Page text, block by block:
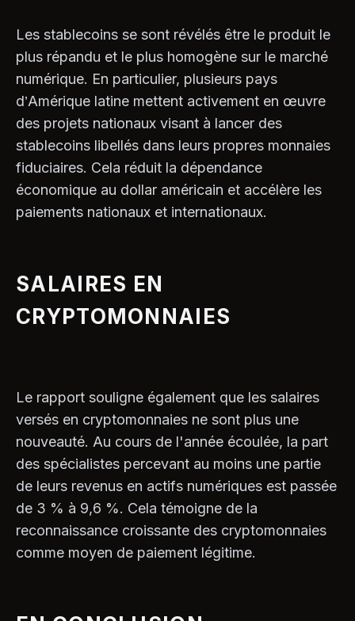
Les stablecoins se sont révélés être le produit le
plus répandu et le plus homogène sur le marché
numérique. En particulier, plusieurs pays
d’Amérique latine mettent activement en œuvre
des projets nationaux visant à lancer des
stablecoins libellés dans leurs propres monnaies
fiduciaires. Cela réduit la dépendance
économique au dollar américain et accélère les
paiements nationaux et internationaux.
SALAIRES EN
CRYPTOMONNAIES
Le rapport souligne également que les salaires
versés en cryptomonnaies ne sont plus une
nouveauté. Au cours de l'année écoulée, la part
des spécialistes percevant au moins une partie
de leurs revenus en actifs numériques est passée
de 3 % à 9,6 %. Cela témoigne de la
reconnaissance croissante des cryptomonnaies
comme moyen de paiement légitime.